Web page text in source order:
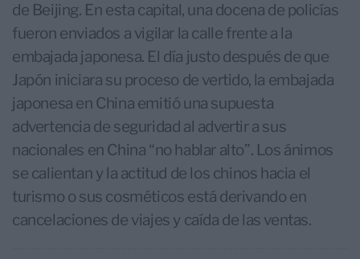
de Beijing. En esta capital, una docena de policías
fueron enviados a vigilar la calle frente a la
embajada japonesa. El día justo después de que
Japón iniciara su proceso de vertido, la embajada
japonesa en China emitió una supuesta
advertencia de seguridad al advertir a sus
nacionales en China “no hablar alto”. Los ánimos
se calientan y la actitud de los chinos hacia el
turismo o sus cosméticos está derivando en
cancelaciones de viajes y caída de las ventas.